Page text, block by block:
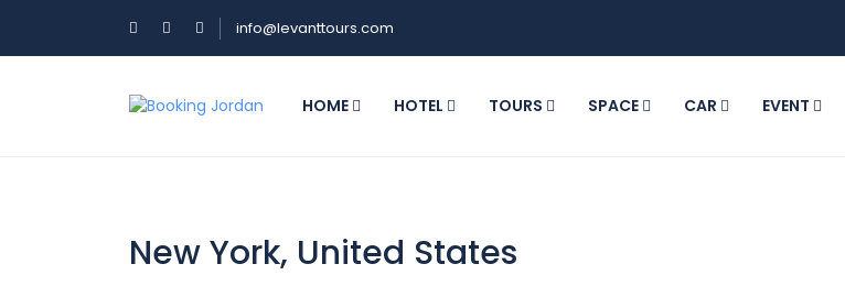
info@levanttours.com
HOME HOTEL TOURS SPACE CAR EVENT
New York, United States